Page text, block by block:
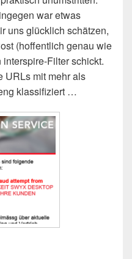
war etwas
uns glücklich schätzen,
(hoffentlich genau wie
Filter schickt.
URLs mit mehr als
klassifiziert …